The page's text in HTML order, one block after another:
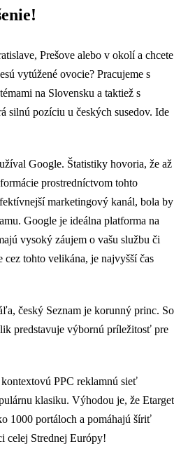
Prešove alebo v okolí a chcete
vytúžené ovocie? Pracujeme s
na Slovensku a taktiež s
silnú pozíciu u českých susedov. Ide
Google. Štatistiky hovoria, že až
prostredníctvom tohto
marketingový kanál, bola by
Google je ideálna platforma na
vysoký záujem o vašu službu či
tohto velikána, je najvyšší čas
český Seznam je korunný princ. So
predstavuje výbornú príležitosť pre
PPC reklamnú sieť
klasiku. Výhodou je, že Etarget
1000 portáloch a pomáhajú šíriť
celej Strednej Európy!